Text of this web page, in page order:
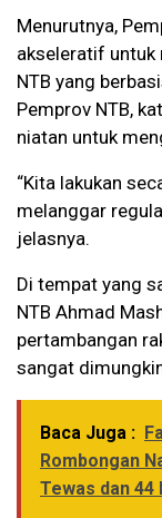
Menurutnya,
akseleratif untuk
NTB yang
Pemprov NTB,
niatan untuk
“Kita lakukan
melanggar
jelasnya.
Di tempat yang
NTB Ahmad
pertambangan
sangat
Baca Juga :
Rombongan
Tewas dan 44